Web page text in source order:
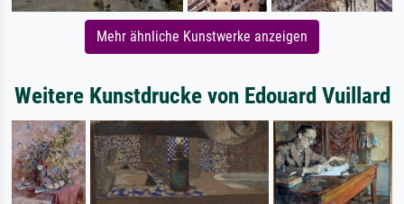
Mehr ähnliche Kunstwerke anzeigen
Weitere Kunstdrucke von Edouard Vuillard